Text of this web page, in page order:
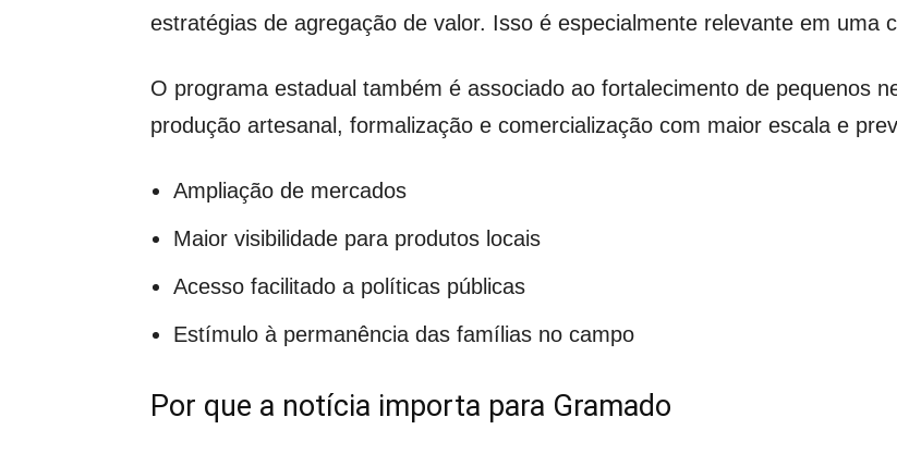
estratégias de agregação de valor. Isso é especialmente relevante em uma
O programa estadual também é associado ao fortalecimento de pequenos
produção artesanal, formalização e comercialização com maior escala e
Ampliação de mercados
Maior visibilidade para produtos locais
Acesso facilitado a políticas públicas
Estímulo à permanência das famílias no campo
Por que a notícia importa para Gramado